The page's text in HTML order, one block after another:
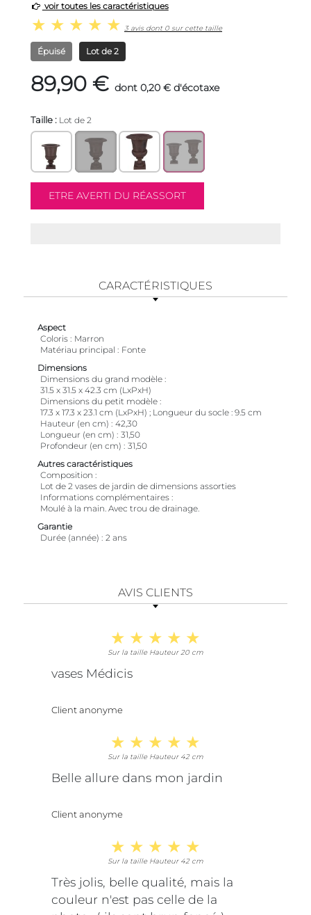
voir toutes les caractéristiques
3 avis dont 0 sur cette taille
Épuisé Lot de 2
89,90 € dont 0,20 € d'écotaxe
Taille : Lot de 2
CARACTÉRISTIQUES
Aspect
Coloris
Marron
Matériau principal
Fonte
Dimensions
Dimensions du grand modèle
31.5 x 31.5 x 42.3 cm (LxPxH)
Dimensions du petit modèle
17.3 x 17.3 x 23.1 cm (LxPxH) ; Longueur du socle : 9.5 cm
Hauteur (en cm)
42,30
Longueur (en cm)
31,50
Profondeur (en cm)
31,50
Autres caractéristiques
Composition
Lot de 2 vases de jardin de dimensions assorties
Informations complémentaires
Moulé à la main. Avec trou de drainage.
Garantie
Durée (année)
2 ans
AVIS CLIENTS
Sur la taille Hauteur 20 cm
vases Médicis
Client anonyme
Sur la taille Hauteur 42 cm
Belle allure dans mon jardin
Client anonyme
Sur la taille Hauteur 42 cm
Très jolis, belle qualité, mais la
couleur n'est pas celle de la